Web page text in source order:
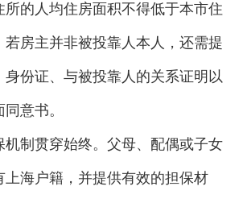
所的人均住房面积不得低于本市住
若房主并非被投靠人本人，还需提
身份证、与被投靠人的关系证明以
意书。
制贯穿始终。父母、配偶或子女
上海户籍，并提供有效的担保材